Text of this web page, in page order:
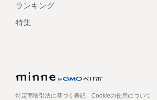
ランキング
特集
特定商取引法に基づく表記 Cookieの使用について